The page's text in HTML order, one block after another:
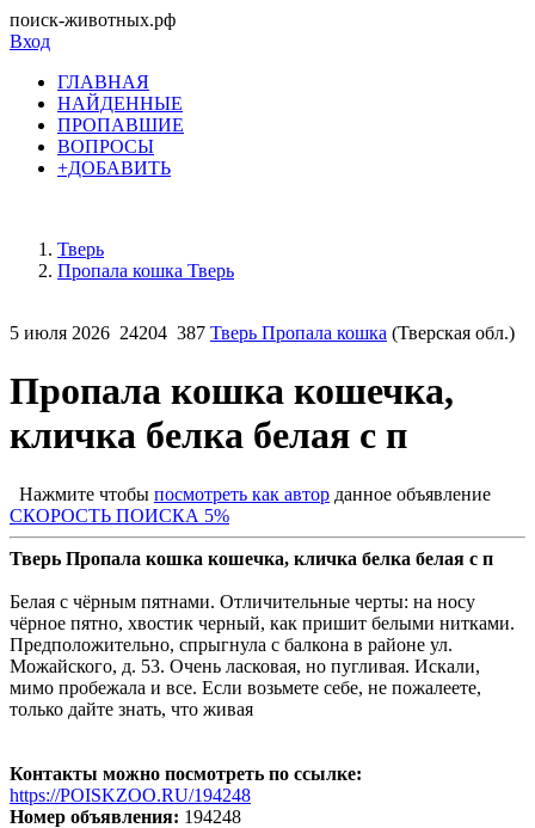
поиск-животных.рф
Вход
ГЛАВНАЯ
НАЙДЕННЫЕ
ПРОПАВШИЕ
ВОПРОСЫ
+ДОБАВИТЬ
Тверь
Пропала кошка Тверь
5 июля 2026 24204 387 Тверь Пропала кошка (Тверская обл.)
Пропала кошка кошечка,
кличка белка белая с п
Нажмите чтобы посмотреть как автор данное объявление
СКОРОСТЬ ПОИСКА 5%
Тверь Пропала кошка кошечка, кличка белка белая с п
Белая с чёрным пятнами. Отличительные черты: на носу
чёрное пятно, хвостик черный, как пришит белыми нитками.
Предположительно, спрыгнула с балкона в районе ул.
Можайского, д. 53. Очень ласковая, но пугливая. Искали,
мимо пробежала и все. Если возьмете себе, не пожалеете,
только дайте знать, что живая
Контакты можно посмотреть по ссылке:
https://POISKZOO.RU/194248
Номер объявления: 194248